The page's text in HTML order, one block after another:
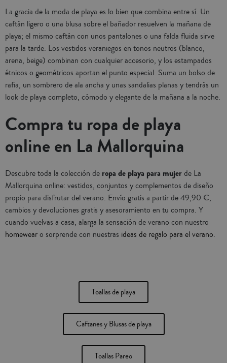
La gracia de la moda de playa es lo bien que combina entre sí. Un
caftán ligero o una blusa sobre el bañador resuelven la mañana de
playa; el mismo caftán con unos pantalones o una falda fluida sirve
para la tarde. Los vestidos veraniegos en tonos neutros (blanco,
arena, beige) combinan con cualquier accesorio, y los estampados
étnicos o geométricos aportan el punto especial. Suma un bolso de
rafia, un sombrero de ala ancha y unas sandalias planas y tendrás un
look de playa completo, cómodo y elegante de la mañana a la noche.
Compra tu ropa de playa
online en La Mallorquina
Descubre toda la colección de ropa de playa para mujerde La
Mallorquina online: vestidos, conjuntos y complementos de diseño
propio para disfrutar del verano. Envío gratis a partir de 49,90 €,
cambios y devoluciones gratis y asesoramiento en tu compra. Y
cuando vuelvas a casa, alarga la sensación de verano con nuestro
homewearo sorprende con nuestras ideas de regalo para el verano.
Toallas de playa
Caftanes y Blusas de playa
Toallas Pareo